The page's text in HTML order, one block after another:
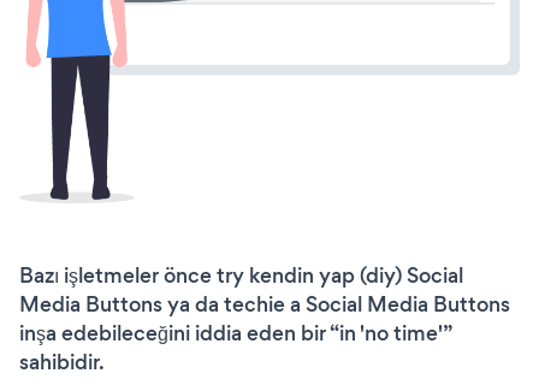
Bazı işletmeler önce try kendin yap (diy) Social
Media Buttons ya da techie a Social Media Buttons
inşa edebileceğini iddia eden bir “in 'no time'”
sahibidir.